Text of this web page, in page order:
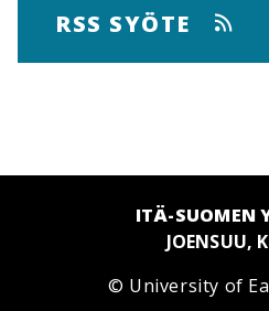
RSS SYÖTE
ITÄ-SUOMEN
JOENSUU,
© University of